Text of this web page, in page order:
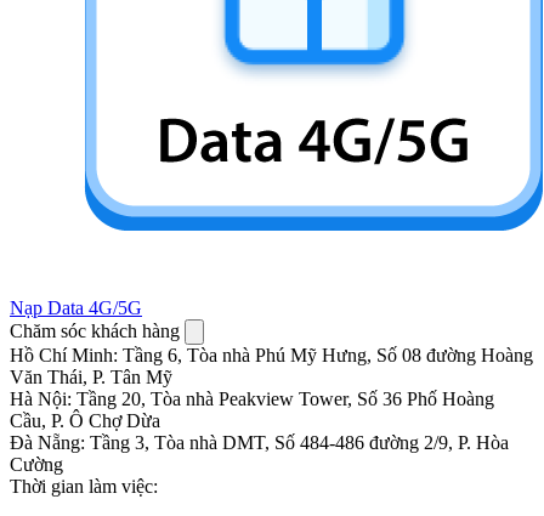
Nạp Data 4G/5G
Chăm sóc khách hàng
Hồ Chí Minh: Tầng 6, Tòa nhà Phú Mỹ Hưng, Số 08 đường Hoàng
Văn Thái, P. Tân Mỹ
Hà Nội: Tầng 20, Tòa nhà Peakview Tower, Số 36 Phố Hoàng
Cầu, P. Ô Chợ Dừa
Đà Nẵng: Tầng 3, Tòa nhà DMT, Số 484-486 đường 2/9, P. Hòa
Cường
Thời gian làm việc: